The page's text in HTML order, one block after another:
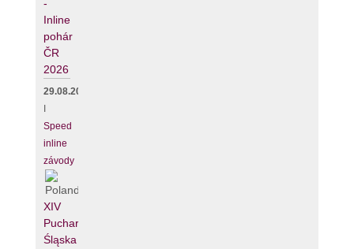
-
Inline
pohár
ČR
2026
29.08.2026
Speed
inline
závody
XIV
Puchar
Śląska